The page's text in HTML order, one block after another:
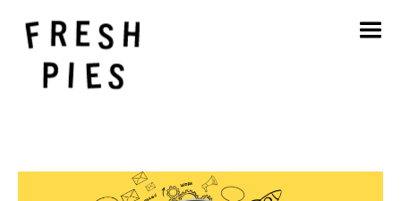
Startseite